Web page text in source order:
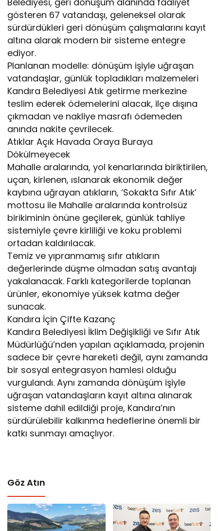
gösteren 67 vatandaşı, geleneksel olarak
sürdürdükleri geri dönüşüm çalışmalarını kayıt
altına alarak modern bir sisteme entegre
ediyor.
Planlanan modelle: dönüşüm işiyle uğraşan
vatandaşlar, günlük topladıkları malzemeleri
Kandıra Belediyesi Atık getirme merkezine
teslim ederek ödemelerini alacak, ilçe dışına
çıkmadan ve nakliye masrafı ödemeden
anında nakite çevrilecek.
Atıklar Açık Havada Oraya Buraya
Dökülmeyecek
Mahalle aralarında, yol kenarlarında biriktirilen,
uçan, kirlenen, ıslanarak ekonomik değer
kaybına uğrayan atıkların, ‘Sokakta Sıfır Atık’
mottosu ile Mahalle aralarında kontrolsüz
birikiminin önüne geçilerek, günlük tahliye
sistemiyle çevre kirliliği ve koku problemi
ortadan kaldırılacak.
Temiz ve yıpranmamış sıfır atıkların
değerlerinde düşme olmadan satış avantajı
yakalanacak. Farklı kategorilerde toplanan
ürünler, ekonomiye yüksek katma değer
sunacak.
Kandıra İçin Çifte Kazanç
Kandıra Belediyesi İklim Değişikliği ve Sıfır Atık
Müdürlüğü’nden yapılan açıklamada, projenin
sadece bir çevre hareketi değil, aynı zamanda
bir sosyal entegrasyon hamlesi olduğu
vurgulandı. Aynı zamanda dönüşüm işiyle
uğraşan vatandaşların kayıt altına alınarak
sisteme dahil edildiği proje, Kandıra’nın
sürdürülebilir kalkınma hedeflerine önemli bir
katkı sunmayı amaçlıyor.
Göz Atın